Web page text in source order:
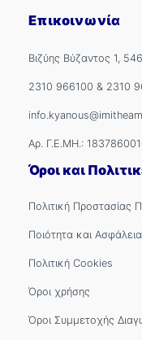
Επικοινωνία
Βιζύης Βύζαντος 1,
2310 966100 & 2310
Αρ. Γ.Ε.ΜΗ.:
Όροι και
Πολιτική
Ποιότητα και Ασφάλεια
Πολιτική Cookies
Όροι χρήσης
Όροι Συμμετοχής